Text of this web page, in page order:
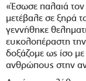
«Έσωσε παλαιά
μετέβαλε σε ξηρά
γεννήθηκε
ευκολοπέραστη
δοξάζομε ως ίσο
ανθρώπους στην